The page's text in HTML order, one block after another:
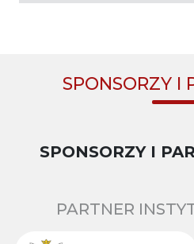
SPONSORZY I
SPONSORZY I
PARTNER